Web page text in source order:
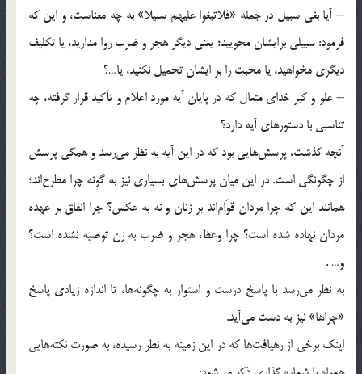
– آیا بغی سبیل در جمله «فلاتبغوا علیهم سبیلا» به چه معناست، و این که
فرمود: سبیلی برایشان مجویید؛ یعنی دیگر هجر و ضرب روا مدارید، یا تکلیف
دیگری مخواهید، یا محبت را بر ایشان تحمیل نکنید، یا…؟
– علو و کبر خدای متعال که در پایان آیه مورد اعلام و تأکید قرار گرفته، چه
تناسبی با دستورهای آیه دارد؟
آنچه گذشت، پرسش‌هایی بود که در این آیه به نظر می‌رسد و همگی پرسش
از چگونگی است. در این میان پرسش‌ها‌ی‌ بسیاری نیز به گونه چرا مطرح‌اند؛
همانند این که چرا مردان قوّام‌اند بر زنان و نه به عکس؟ چرا انفاق بر عهده
مردان نهاده شده است؟ چرا وعظ، هجر و ضرب به زن توصیه نشده است؟
و… .
به نظر می‌رسد با پاسخ درست و استوار به چگونه‌ها، تا اندازه زیادی پاسخ
«چراها» نیز به دست می‌آید.
اینک برخی از رهیافت‌ها که در این زمینه به نظر رسیده، به صورت نکته‌هایی